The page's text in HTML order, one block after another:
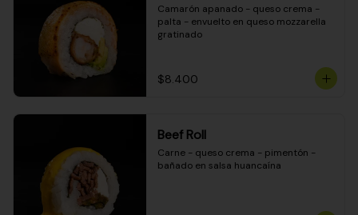
Camarón apanado - queso crema -
palta - envuelto en queso mozzarella
gratinado
$8.400
Beef Roll
Carne - queso crema - pimentón -
bañado en salsa huancaína